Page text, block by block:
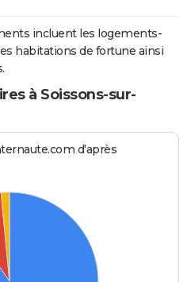
incluent les logements-
habitations de fortune ainsi
à Soissons-sur-
d'après